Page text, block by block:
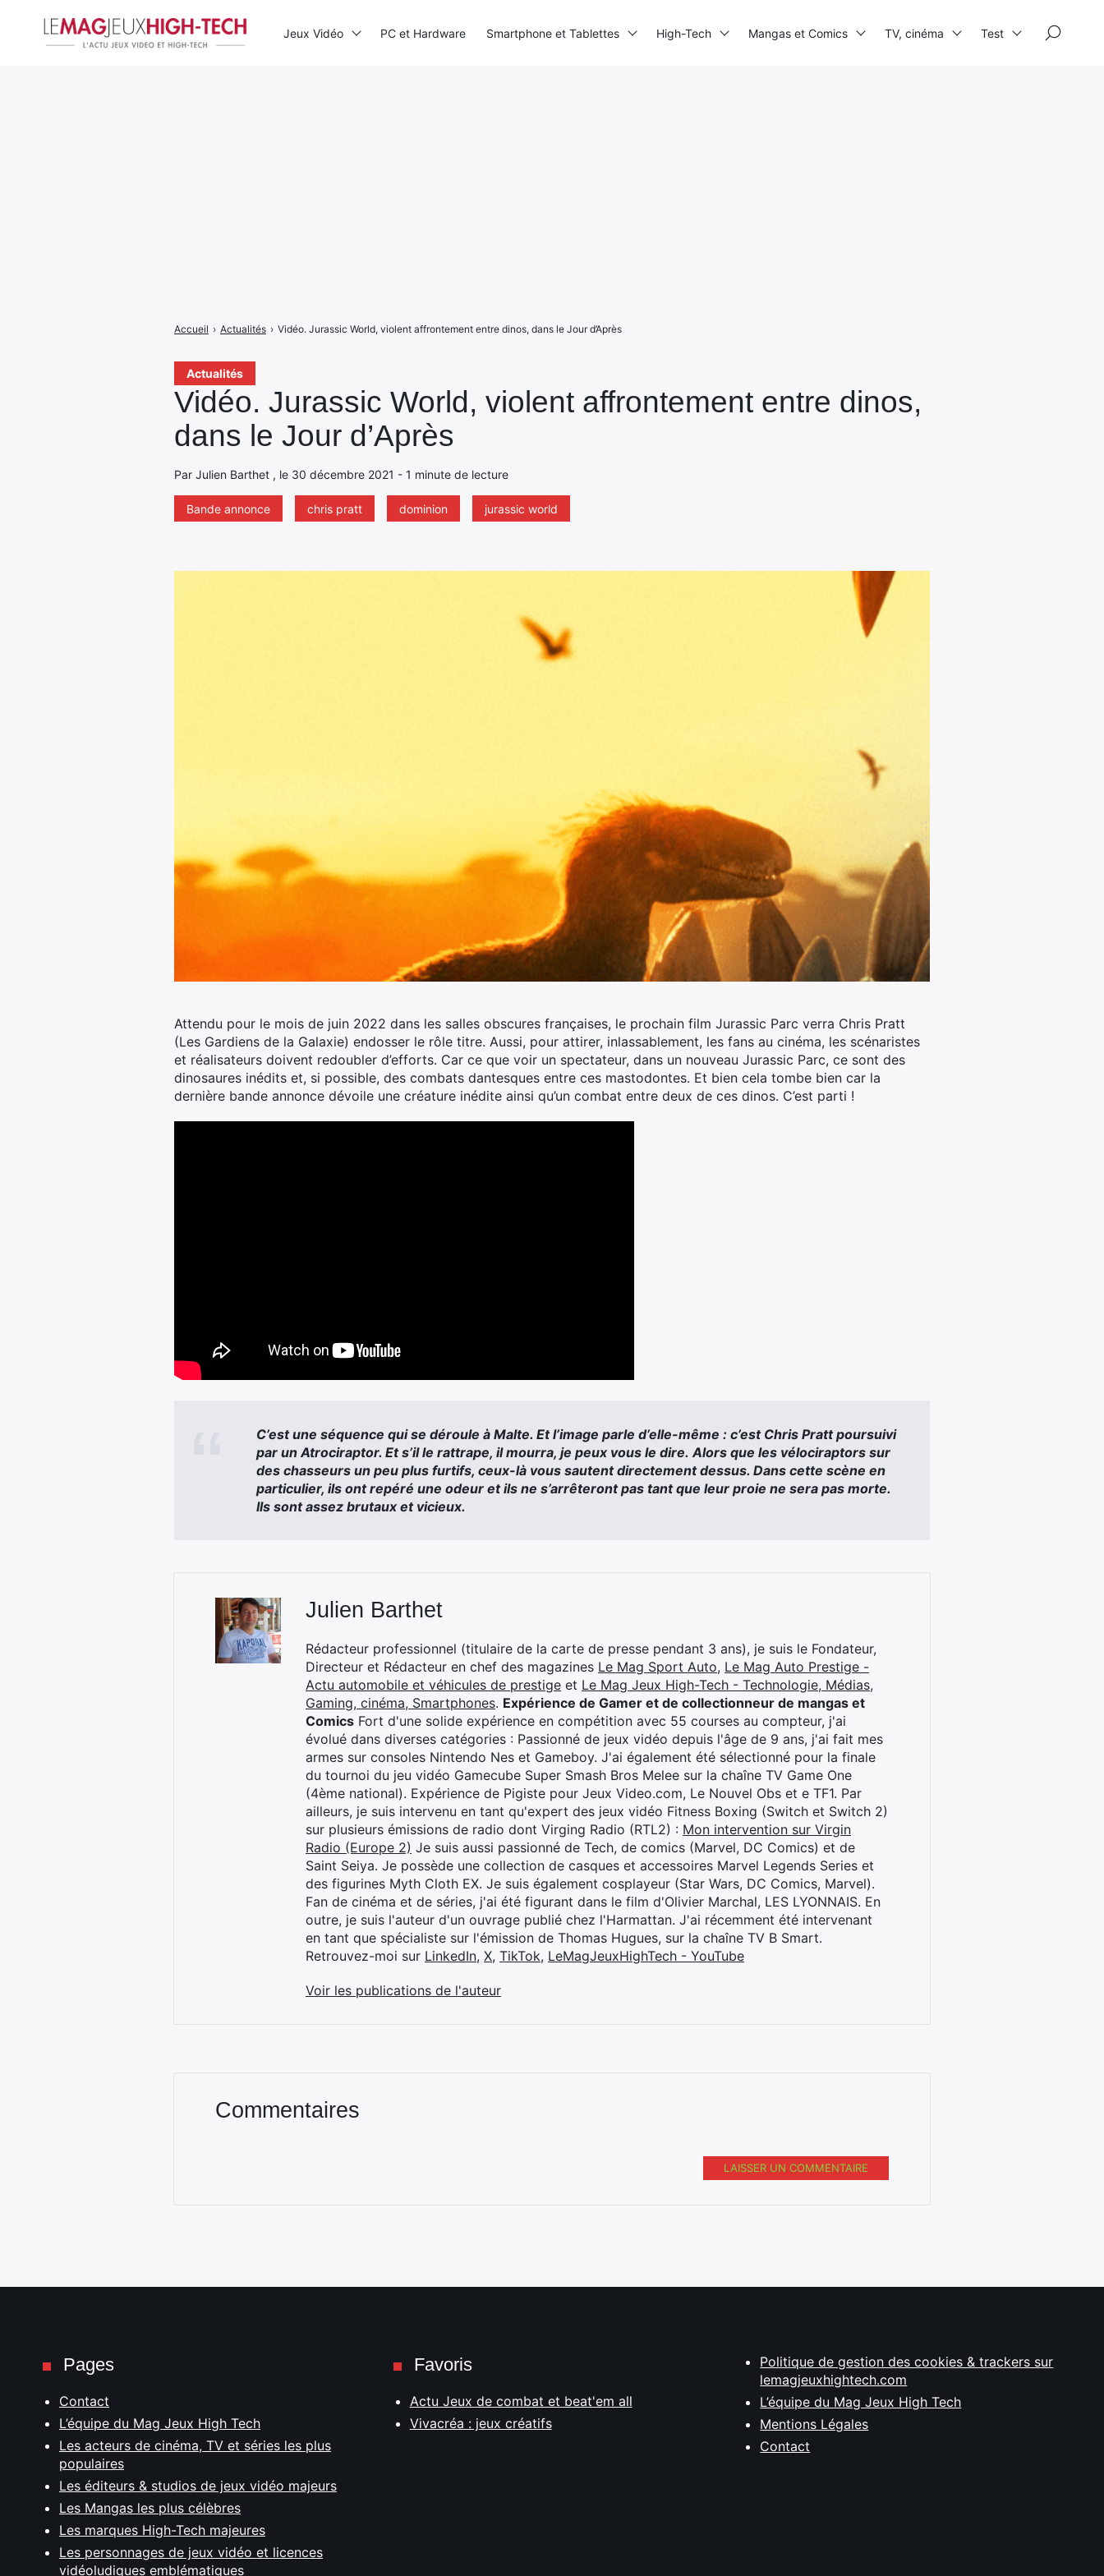
Actualités
Vidéo. Jurassic World, violent affrontement entre dinos,
dans le Jour d’Après
Par Julien Barthet , le 30 décembre 2021 - 1 minute de lecture
Bande annonce chris pratt dominion jurassic world
Accueil › Actualités › Vidéo. Jurassic World, violent affrontement entre dinos, dans le Jour d’Après
Attendu pour le mois de juin 2022 dans les salles obscures françaises, le prochain film Jurassic Parc verra Chris Pratt
(Les Gardiens de la Galaxie) endosser le rôle titre. Aussi, pour attirer, inlassablement, les fans au cinéma, les scénaristes
et réalisateurs doivent redoubler d’efforts. Car ce que voir un spectateur, dans un nouveau Jurassic Parc, ce sont des
dinosaures inédits et, si possible, des combats dantesques entre ces mastodontes. Et bien cela tombe bien car la
dernière bande annonce dévoile une créature inédite ainsi qu’un combat entre deux de ces dinos. C’est parti !
C’est une séquence qui se déroule à Malte. Et l’image parle d’elle-même : c’est Chris Pratt poursuivi
par un Atrociraptor. Et s’il le rattrape, il mourra, je peux vous le dire. Alors que les vélociraptors sur
des chasseurs un peu plus furtifs, ceux-là vous sautent directement dessus. Dans cette scène en
particulier, ils ont repéré une odeur et ils ne s’arrêteront pas tant que leur proie ne sera pas morte.
Ils sont assez brutaux et vicieux.
Julien Barthet
Rédacteur professionnel (titulaire de la carte de presse pendant 3 ans), je suis le Fondateur,
Directeur et Rédacteur en chef des magazines Le Mag Sport Auto, Le Mag Auto Prestige -
Actu automobile et véhicules de prestige et Le Mag Jeux High-Tech - Technologie, Médias,
Gaming, cinéma, Smartphones. Expérience de Gamer et de collectionneur de mangas et
Comics Fort d'une solide expérience en compétition avec 55 courses au compteur, j'ai
évolué dans diverses catégories : Passionné de jeux vidéo depuis l'âge de 9 ans, j'ai fait mes
armes sur consoles Nintendo Nes et Gameboy. J'ai également été sélectionné pour la finale
du tournoi du jeu vidéo Gamecube Super Smash Bros Melee sur la chaîne TV Game One
(4ème national). Expérience de Pigiste pour Jeux Video.com, Le Nouvel Obs et e TF1. Par
ailleurs, je suis intervenu en tant qu'expert des jeux vidéo Fitness Boxing (Switch et Switch 2)
sur plusieurs émissions de radio dont Virging Radio (RTL2) : Mon intervention sur Virgin
Radio (Europe 2) Je suis aussi passionné de Tech, de comics (Marvel, DC Comics) et de
Saint Seiya. Je possède une collection de casques et accessoires Marvel Legends Series et
des figurines Myth Cloth EX. Je suis également cosplayeur (Star Wars, DC Comics, Marvel).
Fan de cinéma et de séries, j'ai été figurant dans le film d'Olivier Marchal, LES LYONNAIS. En
outre, je suis l'auteur d'un ouvrage publié chez l'Harmattan. J'ai récemment été intervenant
en tant que spécialiste sur l'émission de Thomas Hugues, sur la chaîne TV B Smart.
Retrouvez-moi sur LinkedIn, X, TikTok, LeMagJeuxHighTech - YouTube
Voir les publications de l'auteur
Commentaires
LAISSER UN COMMENTAIRE
Jeux Vidéo PC et Hardware Smartphone et Tablettes High-Tech Mangas et Comics TV, cinéma Test
Pages
Contact
L’équipe du Mag Jeux High Tech
Les acteurs de cinéma, TV et séries les plus
populaires
Les éditeurs & studios de jeux vidéo majeurs
Les Mangas les plus célèbres
Les marques High-Tech majeures
Les personnages de jeux vidéo et licences
vidéoludiques emblématiques
Favoris
Actu Jeux de combat et beat'em all
Vivacréa : jeux créatifs
Politique de gestion des cookies & trackers sur
lemagjeuxhightech.com
L’équipe du Mag Jeux High Tech
Mentions Légales
Contact